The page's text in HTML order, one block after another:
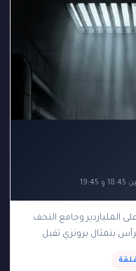
و 19:45
وجامع التحف
بتمثال برونزي ثقيل